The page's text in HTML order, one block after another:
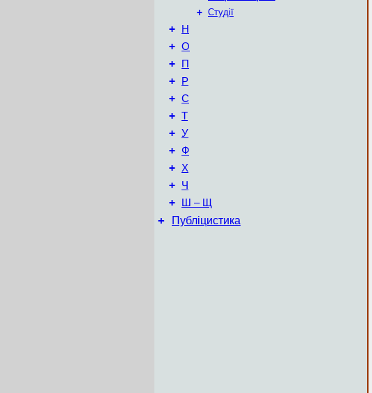
+ Студії
+ Н
+ О
+ П
+ Р
+ С
+ Т
+ У
+ Ф
+ Х
+ Ч
+ Ш – Щ
+ Публіцистика